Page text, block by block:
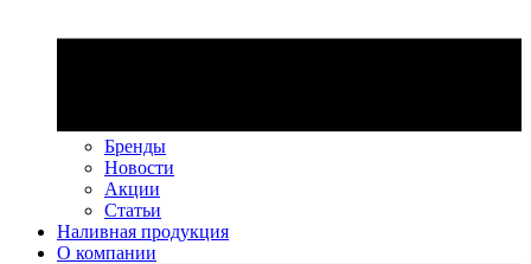
Бренды
Новости
Акции
Статьи
Наливная продукция
О компании